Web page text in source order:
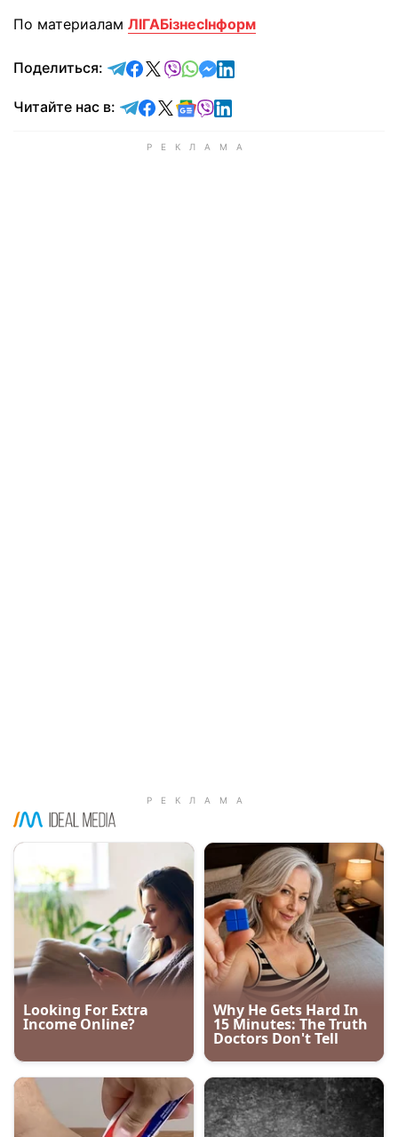
По материалам ЛIГАБiзнесIнформ
Поделиться: отправить в Telegram
поделиться в Facebook
поделиться в X
отправить в Viber
отправить в Whatsapp
отправить в Messenger
отправить в LinkedIn
Читайте нас в: Читайте в Telegram
Читайте в Facebook
Читайте в X
Читайте в Google news
Читайте в Viber
Читайте в LinkedIn